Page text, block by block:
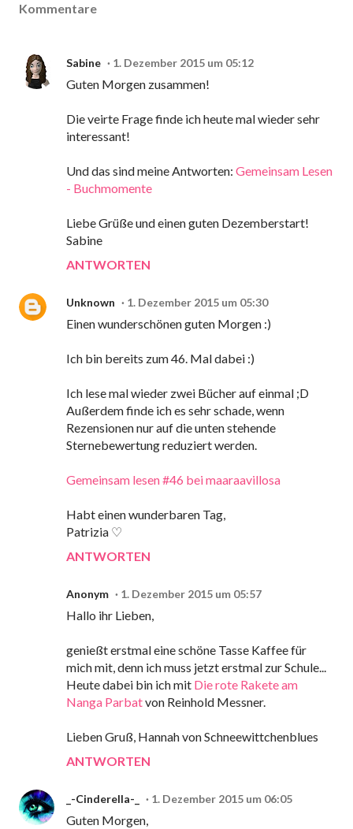
Kommentare
Sabine 1. Dezember 2015 um 05:12
Guten Morgen zusammen!
Die veirte Frage finde ich heute mal wieder sehr
interessant!
Und das sind meine Antworten: Gemeinsam Lesen
- Buchmomente
Liebe Grüße und einen guten Dezemberstart!
Sabine
ANTWORTEN
Unknown 1. Dezember 2015 um 05:30
Einen wunderschönen guten Morgen :)
Ich bin bereits zum 46. Mal dabei :)
Ich lese mal wieder zwei Bücher auf einmal ;D
Außerdem finde ich es sehr schade, wenn
Rezensionen nur auf die unten stehende
Sternebewertung reduziert werden.
Gemeinsam lesen #46 bei maaraavillosa
Habt einen wunderbaren Tag,
Patrizia ♡
ANTWORTEN
Anonym 1. Dezember 2015 um 05:57
Hallo ihr Lieben,
genießt erstmal eine schöne Tasse Kaffee für
mich mit, denn ich muss jetzt erstmal zur Schule...
Heute dabei bin ich mit Die rote Rakete am
Nanga Parbatvon Reinhold Messner.
Lieben Gruß, Hannah von Schneewittchenblues
ANTWORTEN
_-Cinderella-_ 1. Dezember 2015 um 06:05
Guten Morgen,